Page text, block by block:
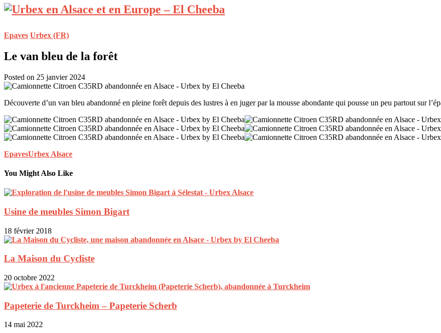
Epaves Urbex (FR)
Le van bleu de la forêt
Posted on 25 janvier 2024
Découverte d’un van bleu abandonné en pleine forêt depuis des lustres à en juger par la mousse abondante qui pousse un peu partout sur
EpavesUrbex Alsace
You Might Also Like
Usine de meubles Simon Bigart
18 février 2018
La Maison du Cycliste
20 octobre 2022
Papeterie de Turckheim – Papeterie Scherb
14 mai 2022